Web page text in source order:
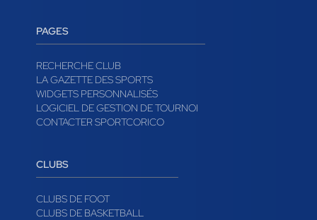
PAGES
RECHERCHE CLUB
LA GAZETTE DES SPORTS
WIDGETS PERSONNALISÉS
LOGICIEL DE GESTION DE TOURNOI
CONTACTER SPORTCORICO
CLUBS
CLUBS DE FOOT
CLUBS DE BASKETBALL